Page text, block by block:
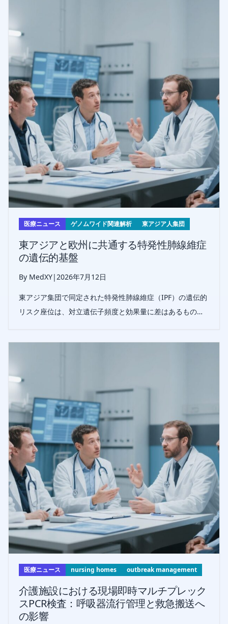
医療ニュース ゲノムワイド関連解析 東アジア人集団
東アジアと欧州に共通する特発性肺線維症
の遺伝的基盤
By MedXY|2026年7月12日
東アジア集団で同定された特発性肺線維症（IPF）の遺伝的
リスク座位は、対立遺伝子頻度と効果量に差はあるもの
通の祖先背景と疾患機序が示唆される。
医療ニュース nursing homes outbreak management
介護施設における現場即時マルチプレック
スPCR検査：呼吸器流行管理と救急搬送へ
の影響